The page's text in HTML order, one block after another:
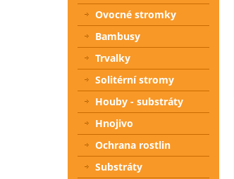
Ovocné stromky
Bambusy
Trvalky
Solitérní stromy
Houby - substráty
Hnojivo
Ochrana rostlin
Substráty